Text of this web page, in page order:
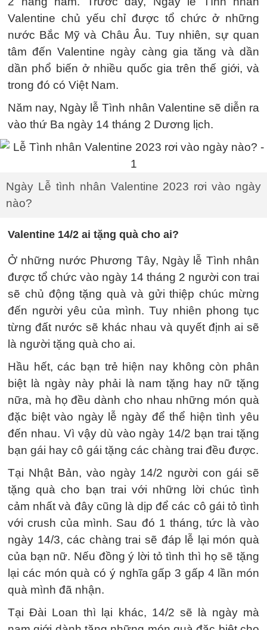
Valentine chủ yếu chỉ được tổ chức ở những
nước Bắc Mỹ và Châu Âu. Tuy nhiên, sự quan
tâm đến Valentine ngày càng gia tăng và dần
dần phổ biến ở nhiều quốc gia trên thế giới, và
trong đó có Việt Nam.
Năm nay, Ngày lễ Tình nhân Valentine sẽ diễn ra
vào thứ Ba ngày 14 tháng 2 Dương lịch.
Ngày Lễ tình nhân Valentine 2023 rơi vào ngày
nào?
Valentine 14/2 ai tặng quà cho ai?
Ở những nước Phương Tây, Ngày lễ Tình nhân
được tổ chức vào ngày 14 tháng 2 người con trai
sẽ chủ động tặng quà và gửi thiệp chúc mừng
đến người yêu của mình. Tuy nhiên phong tục
từng đất nước sẽ khác nhau và quyết định ai sẽ
là người tặng quà cho ai.
Hầu hết, các bạn trẻ hiện nay không còn phân
biệt là ngày này phải là nam tặng hay nữ tặng
nữa, mà họ đều dành cho nhau những món quà
đặc biệt vào ngày lễ ngày để thể hiện tình yêu
đến nhau. Vì vậy dù vào ngày 14/2 bạn trai tặng
bạn gái hay cô gái tặng các chàng trai đều được.
Tại Nhật Bản, vào ngày 14/2 người con gái sẽ
tặng quà cho bạn trai với những lời chúc tình
cảm nhất và đây cũng là dịp để các cô gái tỏ tình
với crush của mình. Sau đó 1 tháng, tức là vào
ngày 14/3, các chàng trai sẽ đáp lễ lại món quà
của bạn nữ. Nếu đồng ý lời tỏ tình thì họ sẽ tặng
lại các món quà có ý nghĩa gấp 3 gấp 4 lần món
quà mình đã nhận.
Tại Đài Loan thì lại khác, 14/2 sẽ là ngày mà